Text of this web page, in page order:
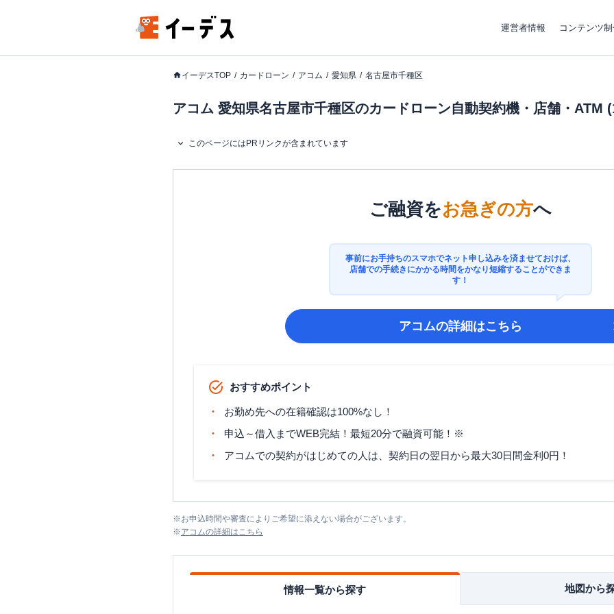
運営者情報 コンテンツ
イーデスTOP カードローン アコム 愛知県 名古屋市千種区
アコム 愛知県名古屋市千種区のカードローン自動契約機・店舗・ATM
このページにはPRリンクが含まれています
ご融資をお急ぎの方へ
事前にお手持ちのスマホでネット申し込みを済ませておけば、
店舗での手続きにかかる時間をかなり短縮することができま
す！
アコムの詳細はこちら
おすすめポイント
お勤め先への在籍確認は100%なし！
申込～借入までWEB完結！最短20分で融資可能！※
アコムでの契約がはじめての人は、契約日の翌日から最大30日間金利0円！
※お申込時間や審査によりご希望に添えない場合がございます。
※アコムの詳細はこちら
情報一覧から探す 地図から